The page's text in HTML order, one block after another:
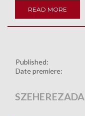
READ MORE
Published:
Date premiere:
SZEHEREZADA